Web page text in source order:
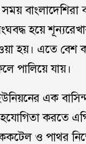
বাংলাদেশিরা
হয়ে
হয়। এতে বেশ
পালিয়ে যায়।
এক
করতে
ও পাথর